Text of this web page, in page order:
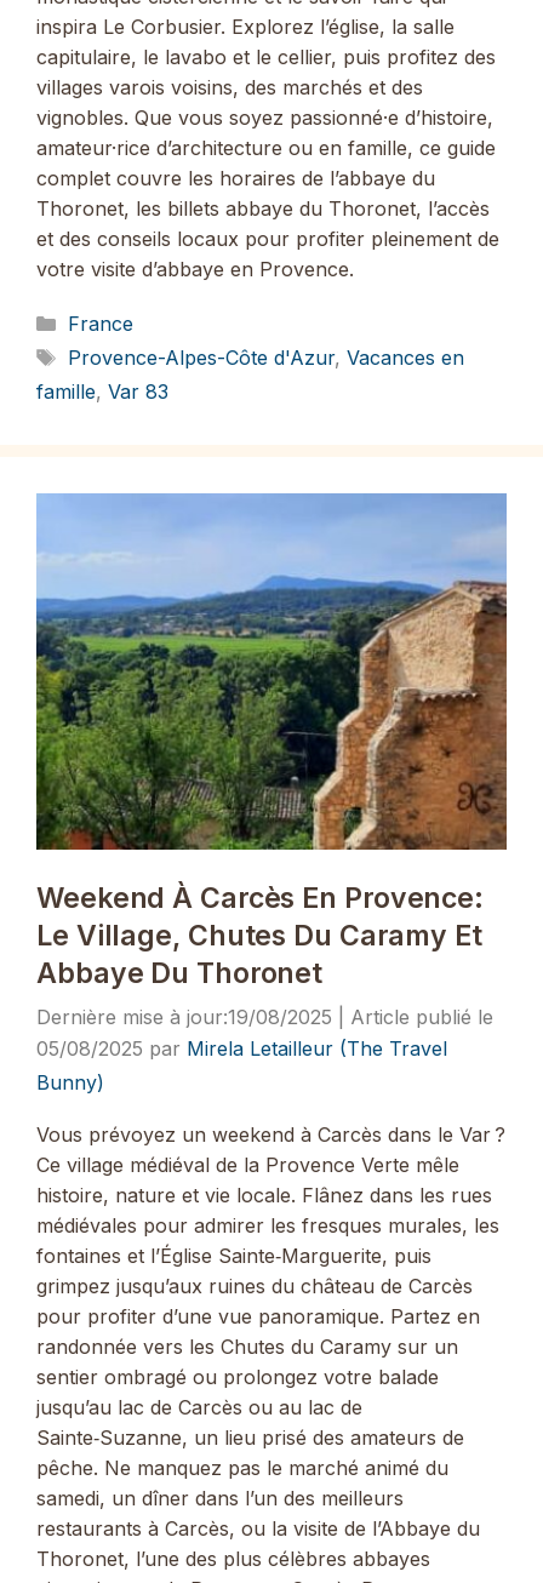
inspira Le Corbusier. Explorez l’église, la salle
capitulaire, le lavabo et le cellier, puis profitez des
villages varois voisins, des marchés et des
vignobles. Que vous soyez passionné·e d’histoire,
amateur·rice d’architecture ou en famille, ce guide
complet couvre les horaires de l’abbaye du
Thoronet, les billets abbaye du Thoronet, l’accès
et des conseils locaux pour profiter pleinement de
votre visite d’abbaye en Provence.
Catégories
France
Étiquettes
Provence-Alpes-Côte d'Azur, Vacances en
famille, Var 83
Weekend À Carcès En Provence:
Le Village, Chutes Du Caramy Et
Abbaye Du Thoronet
19/08/2025
05/08/2025 par Mirela Letailleur (The Travel
Bunny)
Vous prévoyez un weekend à Carcès dans le Var ?
Ce village médiéval de la Provence Verte mêle
histoire, nature et vie locale. Flânez dans les rues
médiévales pour admirer les fresques murales, les
fontaines et l’Église Sainte‑Marguerite, puis
grimpez jusqu’aux ruines du château de Carcès
pour profiter d’une vue panoramique. Partez en
randonnée vers les Chutes du Caramy sur un
sentier ombragé ou prolongez votre balade
jusqu’au lac de Carcès ou au lac de
Sainte‑Suzanne, un lieu prisé des amateurs de
pêche. Ne manquez pas le marché animé du
samedi, un dîner dans l’un des meilleurs
restaurants à Carcès, ou la visite de l’Abbaye du
Thoronet, l’une des plus célèbres abbayes